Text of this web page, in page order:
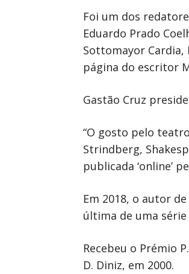
Foi um dos
Eduardo Prado
Sottomayor Cardia,
página do escritor
Gastão Cruz
“O gosto pelo
Strindberg,
publicada ‘online’
Em 2018, o autor
última de uma
Recebeu o Prémio
D. Diniz, em 2000.